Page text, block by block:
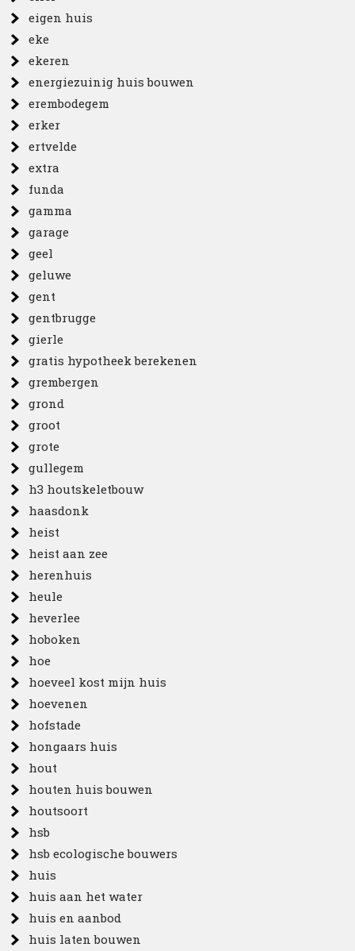
eigen huis
eke
ekeren
energiezuinig huis bouwen
erembodegem
erker
ertvelde
extra
funda
gamma
garage
geel
geluwe
gent
gentbrugge
gierle
gratis hypotheek berekenen
grembergen
grond
groot
grote
gullegem
h3 houtskeletbouw
haasdonk
heist
heist aan zee
herenhuis
heule
heverlee
hoboken
hoe
hoeveel kost mijn huis
hoevenen
hofstade
hongaars huis
hout
houten huis bouwen
houtsoort
hsb
hsb ecologische bouwers
huis
huis aan het water
huis en aanbod
huis laten bouwen